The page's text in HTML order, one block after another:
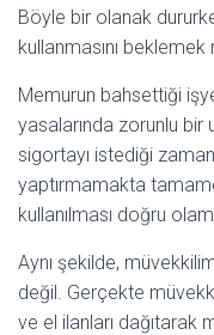
Böyle bir olanak
kullanmasını beklemek
Memurun bahsettiği
yasalarında zorunlu
sigortayı istediği
yaptırmamakta
kullanılması doğru
Aynı şekilde,
değil. Gerçekte
ve el ilanları dağıtarak